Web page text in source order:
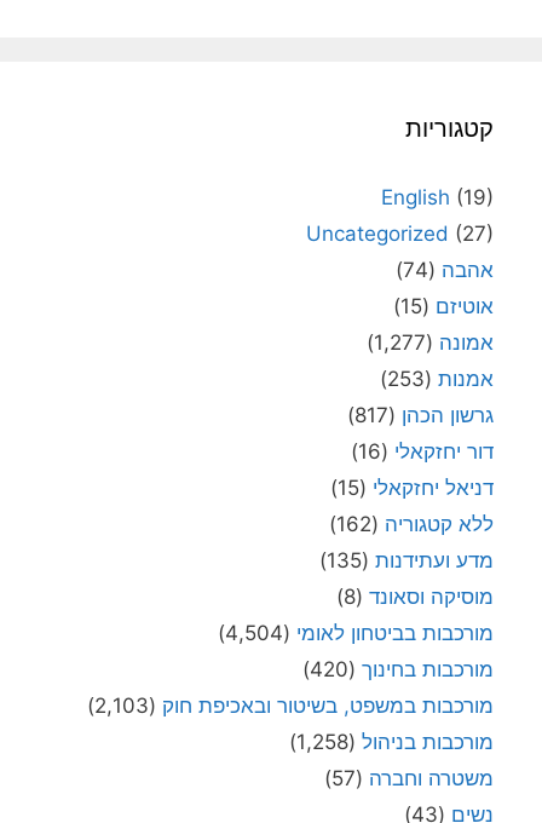
קטגוריות
English (19)
Uncategorized (27)
אהבה (74)
אוטיזם (15)
אמונה (1,277)
אמנות (253)
גרשון הכהן (817)
דור יחזקאלי (16)
דניאל יחזקאלי (15)
ללא קטגוריה (162)
מדע ועתידנות (135)
מוסיקה וסאונד (8)
מורכבות בביטחון לאומי (4,504)
מורכבות בחינוך (420)
מורכבות במשפט, בשיטור ובאכיפת חוק (2,103)
מורכבות בניהול (1,258)
משטרה וחברה (57)
נשים (43)